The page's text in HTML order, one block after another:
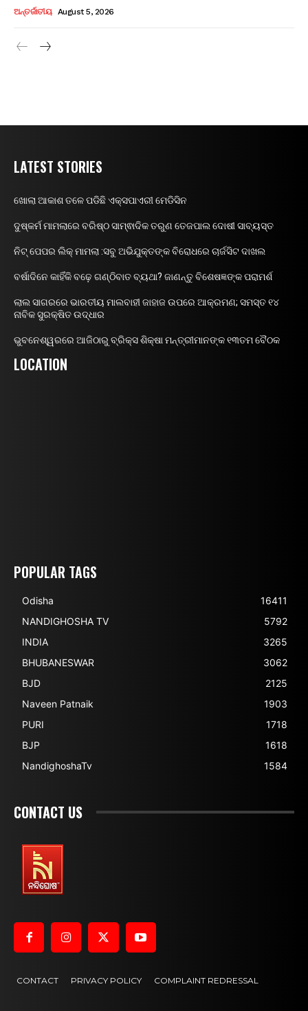
ଅନ୍ତର୍ଜାତୀୟ August 5, 2026
LATEST STORIES
ଖୋଲା ଆକାଶ ତଳେ ପଡିଛି ଏକ୍ସପାଏରୀ ମେଡିସିନ
ଦୁଷ୍କର୍ମ ମାମଲାରେ ବରିଷ୍ଠ ସାମ୍ଵାଦିକ ତରୁଣ ତେଜପାଲ ଦୋଷୀ ସାବ୍ୟସ୍ତ
ନିଟ୍ ପେପର ଲିକ୍ ମାମଲା :ସବୁ ଅଭିଯୁକ୍ତଙ୍କ ବିରୋଧରେ ଚାର୍ଜସିଟ ଦାଖଲ
ବର୍ଷାଦିନେ କାହିଁକି ବଢ଼େ ଗଣ୍ଠିବାତ ବ୍ୟଥା? ଜାଣନ୍ତୁ ବିଶେଷଜ୍ଞଙ୍କ ପରାମର୍ଶ
ଲାଲ ସାଗରରେ ଭାରତୀୟ ମାଲବାହୀ ଜାହାଜ ଉପରେ ଆକ୍ରମଣ; ସମସ୍ତ ୧୪
ନାବିକ ସୁରକ୍ଷିତ ଉଦ୍ଧାର
ଭୁବନେଶ୍ୱରରେ ଆଜିଠାରୁ ବ୍ରିକ୍ସ ଶିକ୍ଷା ମନ୍ତ୍ରୀମାନଙ୍କ ୧୩ତମ ବୈଠକ
LOCATION
POPULAR TAGS
Odisha
16411
NANDIGHOSHA TV
5792
INDIA
3265
BHUBANESWAR
3062
BJD
2125
Naveen Patnaik
1903
PURI
1718
BJP
1618
NandighoshaTv
1584
CONTACT US
CONTACT PRIVACY POLICY COMPLAINT REDRESSAL